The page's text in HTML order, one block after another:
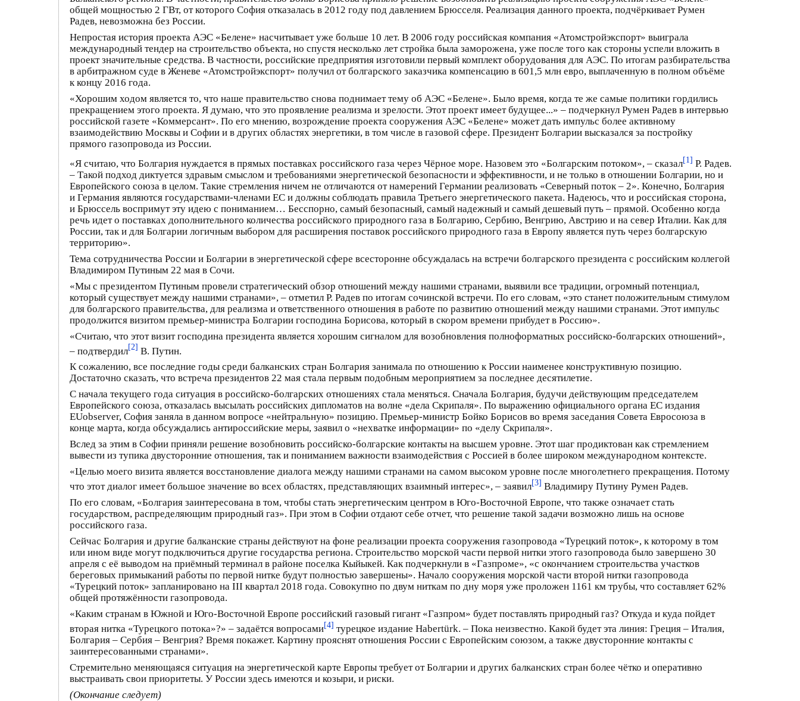
общей мощностью 2 ГВт, от которого София отказалась в 2012 году под давлением Брюсселя. Реализация данного проекта, подчёркивает Румен
Радев, невозможна без России.
Непростая история проекта АЭС «Белене» насчитывает уже больше 10 лет. В 2006 году российская компания «Атомстройэкспорт» выиграла
международный тендер на строительство объекта, но спустя несколько лет стройка была заморожена, уже после того как стороны успели вложить в
проект значительные средства. В частности, российские предприятия изготовили первый комплект оборудования для АЭС. По итогам разбирательства
в арбитражном суде в Женеве «Атомстройэкспорт» получил от болгарского заказчика компенсацию в 601,5 млн евро, выплаченную в полном объёме
к концу 2016 года.
«Хорошим ходом является то, что наше правительство снова поднимает тему об АЭС «Белене». Было время, когда те же самые политики гордились
прекращением этого проекта. Я думаю, что это проявление реализма и зрелости. Этот проект имеет будущее...» – подчеркнул Румен Радев в интервью
российской газете «Коммерсант». По его мнению, возрождение проекта сооружения АЭС «Белене» может дать импульс более активному
взаимодействию Москвы и Софии и в других областях энергетики, в том числе в газовой сфере. Президент Болгарии высказался за постройку
прямого газопровода из России.
«Я считаю, что Болгария нуждается в прямых поставках российского газа через Чёрное море. Назовем это «Болгарским потоком», – сказал[1] Р. Радев.
– Такой подход диктуется здравым смыслом и требованиями энергетической безопасности и эффективности, и не только в отношении Болгарии, но и
Европейского союза в целом. Такие стремления ничем не отличаются от намерений Германии реализовать «Северный поток – 2». Конечно, Болгария
и Германия являются государствами-членами ЕС и должны соблюдать правила Третьего энергетического пакета. Надеюсь, что и российская сторона,
и Брюссель воспримут эту идею с пониманием… Бесспорно, самый безопасный, самый надежный и самый дешевый путь – прямой. Особенно когда
речь идет о поставках дополнительного количества российского природного газа в Болгарию, Сербию, Венгрию, Австрию и на север Италии. Как для
России, так и для Болгарии логичным выбором для расширения поставок российского природного газа в Европу является путь через болгарскую
территорию».
Тема сотрудничества России и Болгарии в энергетической сфере всесторонне обсуждалась на встречи болгарского президента с российским коллегой
Владимиром Путиным 22 мая в Сочи.
«Мы с президентом Путиным провели стратегический обзор отношений между нашими странами, выявили все традиции, огромный потенциал,
который существует между нашими странами», – отметил Р. Радев по итогам сочинской встречи. По его словам, «это станет положительным стимулом
для болгарского правительства, для реализма и ответственного отношения в работе по развитию отношений между нашими странами. Этот импульс
продолжится визитом премьер-министра Болгарии господина Борисова, который в скором времени прибудет в Россию».
«Считаю, что этот визит господина президента является хорошим сигналом для возобновления полноформатных российско-болгарских отношений»,
– подтвердил[2] В. Путин.
К сожалению, все последние годы среди балканских стран Болгария занимала по отношению к России наименее конструктивную позицию.
Достаточно сказать, что встреча президентов 22 мая стала первым подобным мероприятием за последнее десятилетие.
С начала текущего года ситуация в российско-болгарских отношениях стала меняться. Сначала Болгария, будучи действующим председателем
Европейского союза, отказалась высылать российских дипломатов на волне «дела Скрипаля». По выражению официального органа ЕС издания
EUobserver, София заняла в данном вопросе «нейтральную» позицию. Премьер-министр Бойко Борисов во время заседания Совета Евросоюза в
конце марта, когда обсуждались антироссийские меры, заявил о «нехватке информации» по «делу Скрипаля».
Вслед за этим в Софии приняли решение возобновить российско-болгарские контакты на высшем уровне. Этот шаг продиктован как стремлением
вывести из тупика двусторонние отношения, так и пониманием важности взаимодействия с Россией в более широком международном контексте.
«Целью моего визита является восстановление диалога между нашими странами на самом высоком уровне после многолетнего прекращения. Потому
что этот диалог имеет большое значение во всех областях, представляющих взаимный интерес», – заявил[3] Владимиру Путину Румен Радев.
По его словам, «Болгария заинтересована в том, чтобы стать энергетическим центром в Юго-Восточной Европе, что также означает стать
государством, распределяющим природный газ». При этом в Софии отдают себе отчет, что решение такой задачи возможно лишь на основе
российского газа.
Сейчас Болгария и другие балканские страны действуют на фоне реализации проекта сооружения газопровода «Турецкий поток», к которому в том
или ином виде могут подключиться другие государства региона. Строительство морской части первой нитки этого газопровода было завершено 30
апреля с её выводом на приёмный терминал в районе поселка Кыйыкей. Как подчеркнули в «Газпроме», «с окончанием строительства участков
береговых примыканий работы по первой нитке будут полностью завершены». Начало сооружения морской части второй нитки газопровода
«Турецкий поток» запланировано на III квартал 2018 года. Совокупно по двум ниткам по дну моря уже проложен 1161 км трубы, что составляет 62%
общей протяжённости газопровода.
«Каким странам в Южной и Юго-Восточной Европе российский газовый гигант «Газпром» будет поставлять природный газ? Откуда и куда пойдет
вторая нитка «Турецкого потока»?» – задаётся вопросами[4] турецкое издание Habertürk. – Пока неизвестно. Какой будет эта линия: Греция – Италия,
Болгария – Сербия – Венгрия? Время покажет. Картину прояснят отношения России с Европейским союзом, а также двусторонние контакты с
заинтересованными странами».
Стремительно меняющаяся ситуация на энергетической карте Европы требует от Болгарии и других балканских стран более чётко и оперативно
выстраивать свои приоритеты. У России здесь имеются и козыри, и риски.
(Окончание следует)